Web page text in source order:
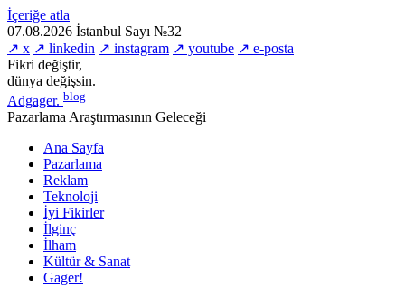
İçeriğe atla
07.08.2026 İstanbul Sayı №32
↗ x ↗ linkedin ↗ instagram ↗ youtube ↗ e-posta
Fikri değiştir,
dünya değişsin.
Adgager. blog
Pazarlama Araştırmasının Geleceği
Ana Sayfa
Pazarlama
Reklam
Teknoloji
İyi Fikirler
İlginç
İlham
Kültür & Sanat
Gager!